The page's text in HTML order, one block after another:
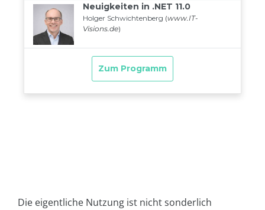
Die eigentliche Nutzung ist nicht sonderlich